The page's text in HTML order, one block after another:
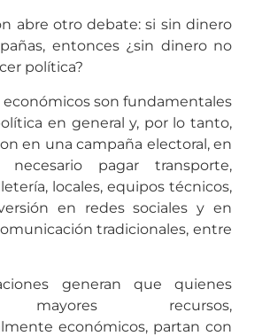
abre otro debate: si sin dinero
entonces ¿sin dinero no
política?
económicos son fundamentales
en general y, por lo tanto,
en una campaña electoral, en
pagar transporte,
locales, equipos técnicos,
en redes sociales y en
tradicionales, entre
generan que quienes
mayores recursos,
económicos, partan con